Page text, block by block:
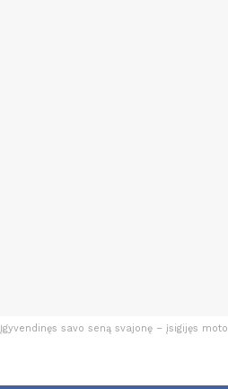
Įgyvendinęs savo seną svajonę – įsigijęs